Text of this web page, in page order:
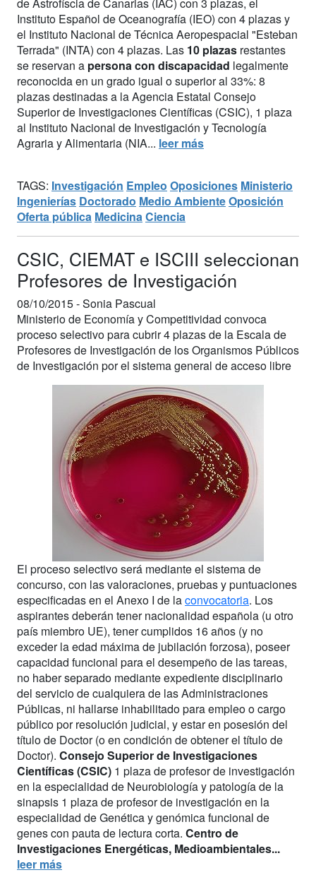
de Astrofíscia de Canarias (IAC) con 3 plazas, el
Instituto Español de Oceanografía (IEO) con 4 plazas y
el Instituto Nacional de Técnica Aeropespacial "Esteban
Terrada" (INTA) con 4 plazas. Las 10 plazas restantes
se reservan a persona con discapacidad legalmente
reconocida en un grado igual o superior al 33%: 8
plazas destinadas a la Agencia Estatal Consejo
Superior de Investigaciones Científicas (CSIC), 1 plaza
al Instituto Nacional de Investigación y Tecnología
Agraria y Alimentaria (NIA... leer más
TAGS: Investigación Empleo Oposiciones Ministerio
Ingenierías Doctorado Medio AmbienteOposición
Oferta pública MedicinaCiencia
CSIC, CIEMAT e ISCIII seleccionan
Profesores de Investigación
08/10/2015 -Sonia Pascual
Ministerio de Economía y Competitividad convoca
proceso selectivo para cubrir 4 plazas de la Escala de
Profesores de Investigación de los Organismos Públicos
de Investigación por el sistema general de acceso libre
El proceso selectivo será mediante el sistema de
concurso, con las valoraciones, pruebas y puntuaciones
especificadas en el Anexo I de laconvocatoria. Los
aspirantes deberán tener nacionalidad española (u otro
país miembro UE), tener cumplidos 16 años (y no
exceder la edad máxima de jubilación forzosa), poseer
capacidad funcional para el desempeño de las tareas,
no haber separado mediante expediente disciplinario
del servicio de cualquiera de las Administraciones
Públicas, ni hallarse inhabilitado para empleo o cargo
público por resolución judicial, y estar en posesión del
título de Doctor (o en condición de obtener el título de
Doctor). Consejo Superior de Investigaciones
Científicas (CSIC) 1 plaza de profesor de investigación
en la especialidad de Neurobiología y patología de la
sinapsis 1 plaza de profesor de investigación en la
especialidad de Genética y genómica funcional de
genes con pauta de lectura corta. Centro de
Investigaciones Energéticas, Medioambientales...
leer más